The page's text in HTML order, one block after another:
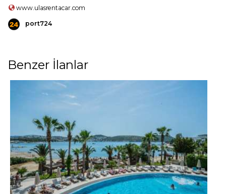
www.ulasrentacar.com
port724
Benzer İlanlar